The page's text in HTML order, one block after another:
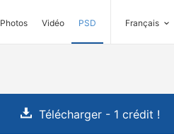
Photos Vidéo PSD Français
Télécharger - 1 crédit !